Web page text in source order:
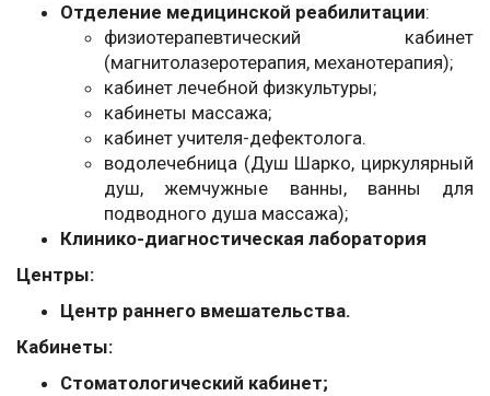
Отделение медицинской реабилитации:
физиотерапевтический кабинет
(магнитолазеротерапия, механотерапия);
кабинет лечебной физкультуры;
кабинеты массажа;
кабинет учителя-дефектолога.
водолечебница (Душ Шарко, циркулярный
душ, жемчужные ванны, ванны для
подводного душа массажа);
Клинико-диагностическая лаборатория
Центры:
Центр раннего вмешательства.
Кабинеты:
Стоматологический кабинет;